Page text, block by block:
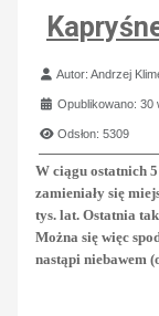
Szczegóły
Autor:Andrzej
Opublikowano: 30
Odsłon: 5309
W ciągu ostatnich
zamieniały się
tys. lat. Ostatnia
Można się więc
nastąpi niebawem